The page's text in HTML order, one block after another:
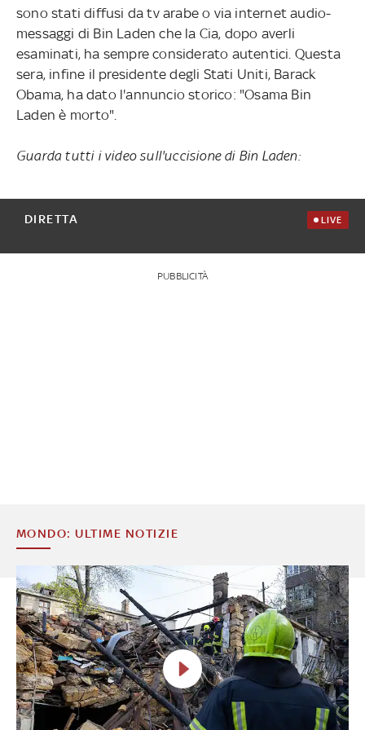
sono stati diffusi da tv arabe o via internet audio-
messaggi di Bin Laden che la Cia, dopo averli
esaminati, ha sempre considerato autentici. Questa
sera, infine il presidente degli Stati Uniti, Barack
Obama, ha dato l'annuncio storico: "Osama Bin
Laden è morto".
Guarda tutti i video sull'uccisione di Bin Laden:
DIRETTA LIVE
PUBBLICITÀ
MONDO: ULTIME NOTIZIE